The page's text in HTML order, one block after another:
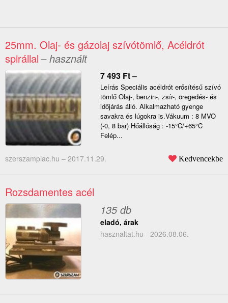
25mm. Olaj- és gázolaj szívótömlő, Acéldrót
spirállal– használt
7 493 Ft–
Leírás Speciális acéldrót erősítésű szívó
tömlő Olaj-, benzin-, zsír-, öregedés- és
időjárás álló. Alkalmazható gyenge
savakra és lúgokra is.Vákuum : 8 MVO
(-0, 8 bar) Hőállóság : -15°C/+65°C
Felép...
szerszampiac.hu – 2017.11.29. Kedvencekbe
Rozsdamentes acél
135 db
eladó, árak
hasznaltat.hu - 2026.08.06.